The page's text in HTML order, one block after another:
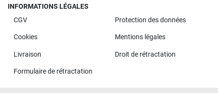
INFORMATIONS LÉGALES
CGV
Protection des données
Cookies Mentions légales
Livraison Droit de rétractation
Formulaire de rétractation